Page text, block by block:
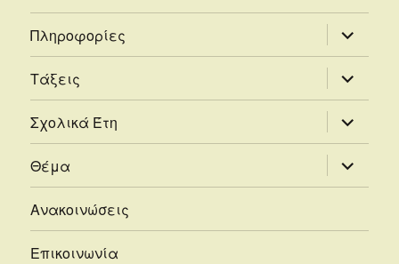
Πληροφορίες του
μενού
Τάξεις του
μενού
Σχολικά Έτη του
μενού
Θέμα του
μενού
Ανακοινώσεις
Επικοινωνία